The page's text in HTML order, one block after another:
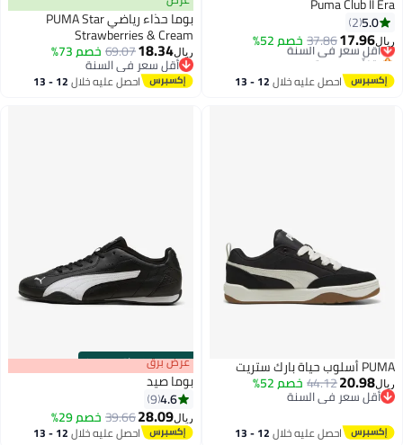
Puma Club II Era
5.0
2
ريال17.96
37.86خصم 52%
أقل سعر في السنة
بتخلّص بسرعة
أقل سعر في السنة
احصل عليه خلال 12 - 13
بوما حذاء رياضي PUMA Star
Strawberries & Cream
ريال18.34
69.07خصم 73%
أقل سعر في السنة
أقل سعر في السنة
احصل عليه خلال 12 - 13
PUMA أسلوب حياة بارك ستريت
ريال20.98
44.12خصم 52%
أقل سعر في السنة
أقل سعر في السنة
احصل عليه خلال 12 - 13
00m:00s
·باقي 100%
2
عرض برق
بوما صيد
4.6
9
ريال28.09
39.66خصم 29%
احصل عليه خلال 12 - 13